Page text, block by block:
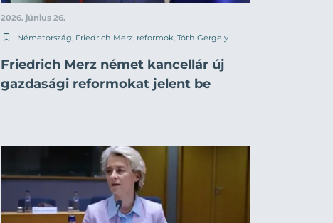
2026. június 26.
Németország Friedrich Merz reformok Tóth Gergely
Friedrich Merz német kancellár új
gazdasági reformokat jelent be